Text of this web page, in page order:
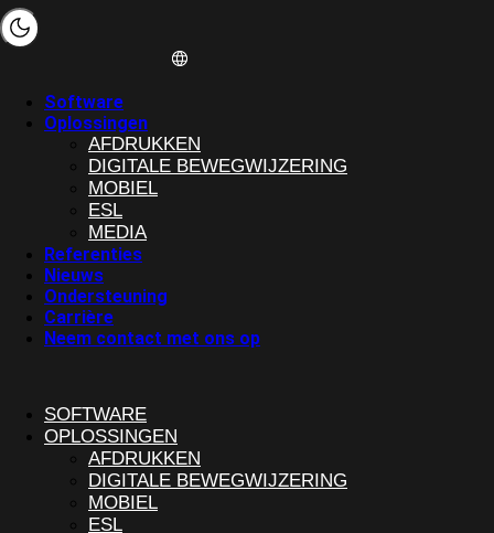
Software
Oplossingen
AFDRUKKEN
DIGITALE BEWEGWIJZERING
MOBIEL
ESL
MEDIA
Referenties
Nieuws
Ondersteuning
Carrière
Neem contact met ons op
SOFTWARE
OPLOSSINGEN
AFDRUKKEN
DIGITALE BEWEGWIJZERING
MOBIEL
ESL